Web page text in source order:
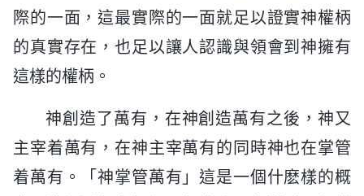
際的一面，這最實際的一面就足以證實神權柄
的真實存在，也足以讓人認識與領會到神擁有
這樣的權柄。
神創造了萬有，在神創造萬有之後，神又
主宰着萬有，在神主宰萬有的同時神也在掌管
着萬有。「神掌管萬有」這是一個什麽樣的概